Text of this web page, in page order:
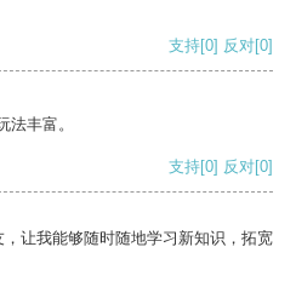
支持[0] 反对[0]
丰富。
支持[0] 反对[0]
让我能够随时随地学习新知识，拓宽